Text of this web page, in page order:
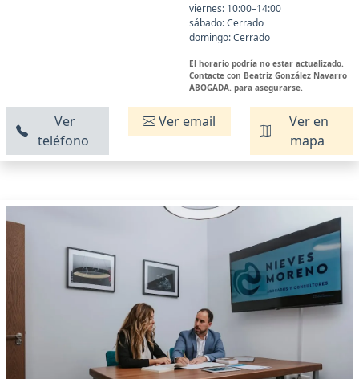
viernes: 10:00–14:00
sábado: Cerrado
domingo: Cerrado
El horario podría no estar actualizado.
Contacte con Beatriz González Navarro
ABOGADA. para asegurarse.
Ver
teléfono
Ver email
Ver en
mapa